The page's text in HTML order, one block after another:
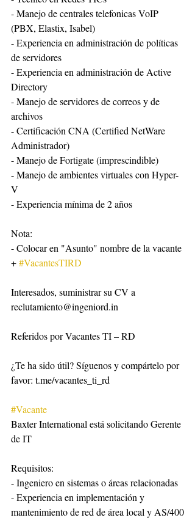
- Manejo de centrales telefonicas VoIP
(PBX, Elastix, Isabel)
- Experiencia en administración de políticas
de servidores
- Experiencia en administración de Active
Directory
- Manejo de servidores de correos y de
archivos
- Certificación CNA (Certified NetWare
Administrador)
- Manejo de Fortigate (imprescindible)
- Manejo de ambientes virtuales con Hyper-
V
- Experiencia mínima de 2 años
Nota:
- Colocar en "Asunto" nombre de la vacante
+ #VacantesTIRD
Interesados, suministrar su CV a
reclutamiento@ingeniord.in
Referidos por Vacantes TI – RD
¿Te ha sido útil? Síguenos y compártelo por
favor: t.me/vacantes_ti_rd
#Vacante
Baxter International está solicitando Gerente
de IT
Requisitos:
- Ingeniero en sistemas o áreas relacionadas
- Experiencia en implementación y
mantenimiento de red de área local y AS/400